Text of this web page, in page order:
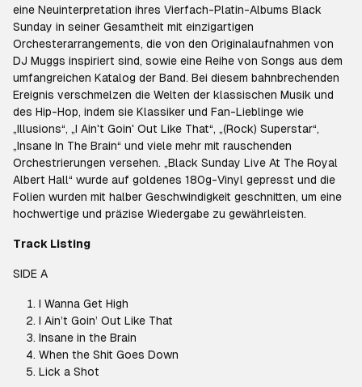
eine Neuinterpretation ihres Vierfach-Platin-Albums Black
Sunday in seiner Gesamtheit mit einzigartigen
Orchesterarrangements, die von den Originalaufnahmen von
DJ Muggs inspiriert sind, sowie eine Reihe von Songs aus dem
umfangreichen Katalog der Band. Bei diesem bahnbrechenden
Ereignis verschmelzen die Welten der klassischen Musik und
des Hip-Hop, indem sie Klassiker und Fan-Lieblinge wie
„Illusions“, „I Ain't Goin' Out Like That“, „(Rock) Superstar“,
„Insane In The Brain“ und viele mehr mit rauschenden
Orchestrierungen versehen. „Black Sunday Live At The Royal
Albert Hall“ wurde auf goldenes 180g-Vinyl gepresst und die
Folien wurden mit halber Geschwindigkeit geschnitten, um eine
hochwertige und präzise Wiedergabe zu gewährleisten.
Track Listing
SIDE A
I Wanna Get High
I Ain’t Goin’ Out Like That
Insane in the Brain
When the Shit Goes Down
Lick a Shot